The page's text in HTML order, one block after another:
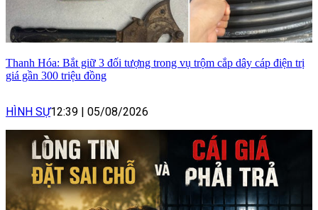
Thanh Hóa: Bắt giữ 3 đối tượng trong vụ trộm cắp dây cáp điện trị
giá gần 300 triệu đồng
HÌNH SỰ12:39 05/08/2026